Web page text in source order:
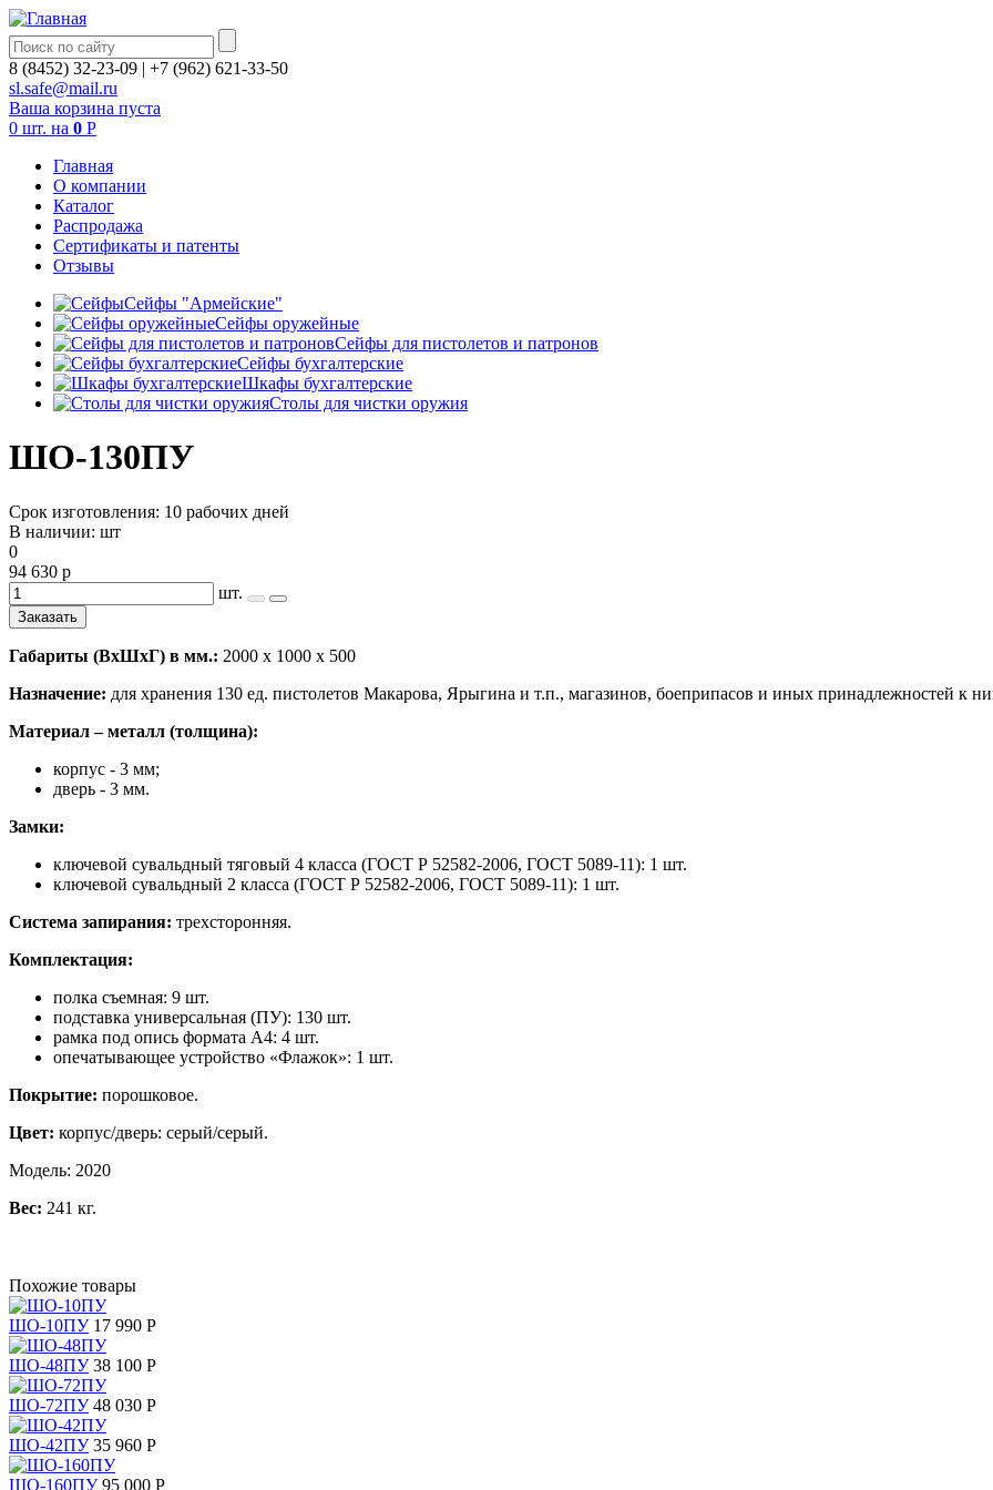
8 (8452) 32-23-09 | +7 (962) 621-33-50
sl.safe@mail.ru
Ваша корзина пуста
0 шт. на 0 Р
Главная
О компании
Каталог
Распродажа
Сертификаты и патенты
Отзывы
Сейфы "Армейские"
Сейфы оружейные
Сейфы для пистолетов и патронов
Сейфы бухгалтерские
Шкафы бухгалтерские
Столы для чистки оружия
ШО-130ПУ
Срок изготовления: 10 рабочих дней
В наличии: шт
0
94 630 р
шт.
Заказать
Габариты (ВхШхГ) в мм.: 2000 х 1000 х 500
Назначение: для хранения 130 ед. пистолетов Макарова, Ярыгина и т.п., магазинов, боеприпасов и иных принадлежностей к
Материал – металл (толщина):
корпус - 3 мм;
дверь - 3 мм.
Замки:
ключевой сувальдный тяговый 4 класса (ГОСТ Р 52582-2006, ГОСТ 5089-11): 1 шт.
ключевой сувальдный 2 класса (ГОСТ Р 52582-2006, ГОСТ 5089-11): 1 шт.
Система запирания: трехсторонняя.
Комплектация:
полка съемная: 9 шт.
подставка универсальная (ПУ): 130 шт.
рамка под опись формата А4: 4 шт.
опечатывающее устройство «Флажок»: 1 шт.
Покрытие: порошковое.
Цвет: корпус/дверь: серый/серый.
Модель: 2020
Вес: 241 кг.
Похожие товары
ШО-10ПУ 17 990 Р
ШО-48ПУ 38 100 Р
ШО-72ПУ 48 030 Р
ШО-42ПУ 35 960 Р
ШО-160ПУ 95 000 Р